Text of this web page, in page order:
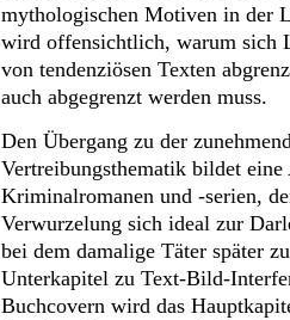
mythologischen Motiven in der
wird offensichtlich, warum sich
von tendenziösen Texten
auch abgegrenzt werden muss.
Den Übergang zu der
Vertreibungsthematik bildet eine
Kriminalromanen und -serien,
Verwurzelung sich ideal zur
bei dem damalige Täter später
Unterkapitel zu Text-Bild-
Buchcovern wird das